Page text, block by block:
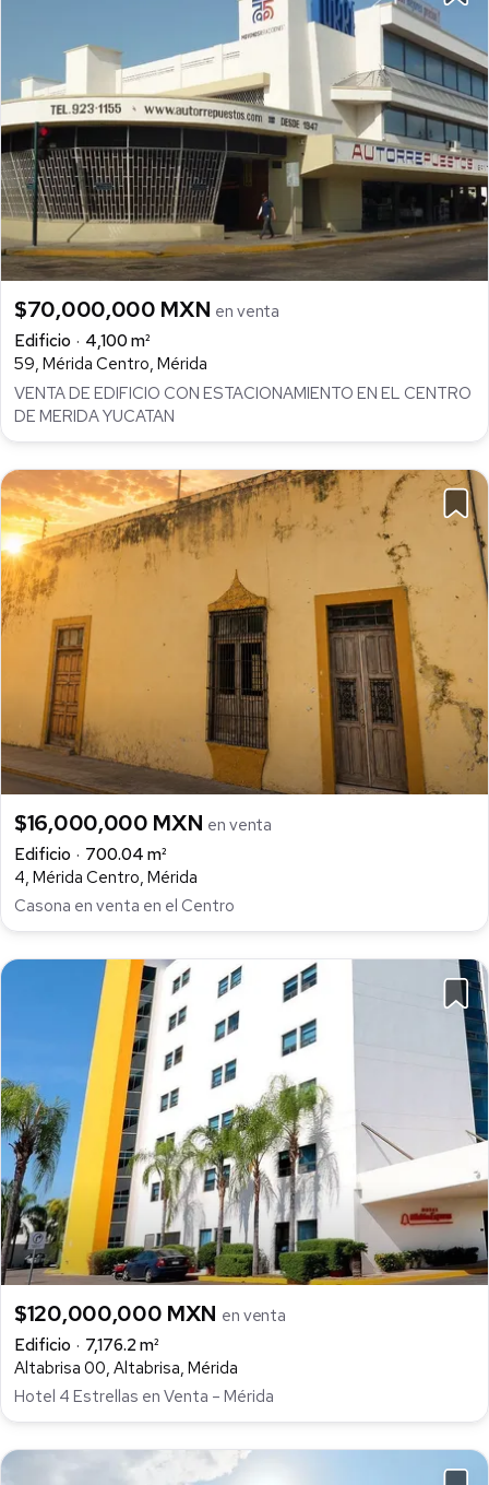
$70,000,000 MXN en venta
Edificio
4,100 m²
59, Mérida Centro, Mérida
VENTA DE EDIFICIO CON ESTACIONAMIENTO EN EL CENTRO
DE MERIDA YUCATAN
$16,000,000 MXN en venta
Edificio
700.04 m²
4, Mérida Centro, Mérida
Casona en venta en el Centro
$120,000,000 MXN en venta
Edificio
7,176.2 m²
Altabrisa 00, Altabrisa, Mérida
Hotel 4 Estrellas en Venta – Mérida